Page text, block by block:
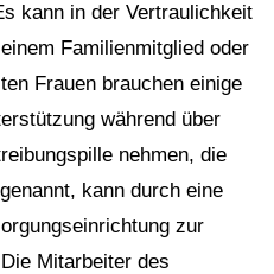
kann in der Vertraulichkeit
Familienmitglied oder
Frauen brauchen einige
während über
nehmen, die
kann durch eine
zur
Mitarbeiter des